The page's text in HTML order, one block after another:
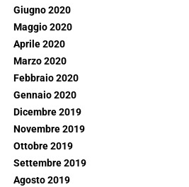
Giugno 2020
Maggio 2020
Aprile 2020
Marzo 2020
Febbraio 2020
Gennaio 2020
Dicembre 2019
Novembre 2019
Ottobre 2019
Settembre 2019
Agosto 2019